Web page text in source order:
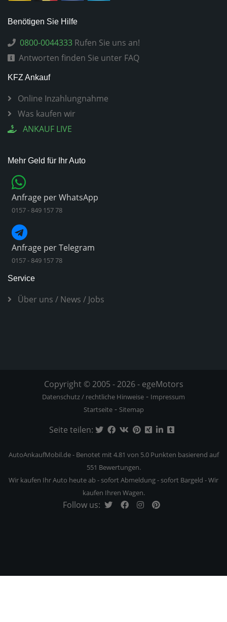
Benötigen Sie Hilfe
0800-0044333 Rufen Sie uns an!
Antworten finden Sie unter FAQ
KFZ Ankauf
Online Inzahlungnahme
Was kaufen wir
ANKAUF LIVE
Mehr Geld für Ihr Auto
Anfrage per WhatsApp
0157 - 849 157 78
Anfrage per Telegram
0157 - 849 157 78
Service
Über uns / News / Jobs
Copyright © 2005 - 2026 - egeMotors
Datenschutz / rechtliche Hinweise - Impressum
Startseite- Sitemap
Seite teilen:
AutoAnkaufMobil.de- Benotet mit4.81 von 5.0 Punkten basierend auf
551 Bewertungen.
Wir kaufen Ihr Auto heute ab - sofort Abmeldung - sofort Bargeld - Wir
kaufen Ihren Wagen.
Follow us: